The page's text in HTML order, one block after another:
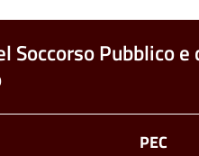
Pubblico
PEC